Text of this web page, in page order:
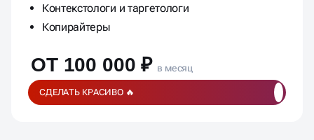
Контекстологи и таргетологи
Копирайтеры
ОТ 100 000 ₽ в месяц
СДЕЛАТЬ КРАСИВО 🔥